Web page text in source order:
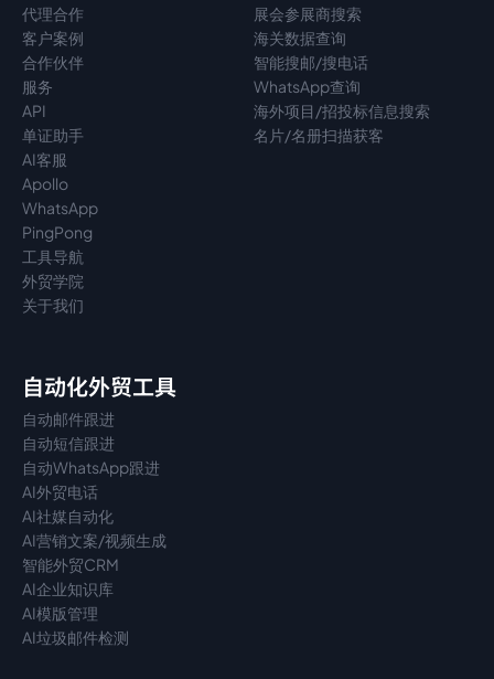
代理合作
客户案例
合作伙伴
服务
API
单证助手
AI客服
Apollo
WhatsApp
PingPong
工具导航
外贸学院
关于我们
展会参展商搜索
海关数据查询
智能搜邮/搜电话
WhatsApp查询
海外项目/招投标信息搜索
名片/名册扫描获客
自动化外贸工具
自动邮件跟进
自动短信跟进
自动WhatsApp跟进
AI外贸电话
AI社媒自动化
AI营销文案/视频生成
智能外贸CRM
AI企业知识库
AI模版管理
AI垃圾邮件检测